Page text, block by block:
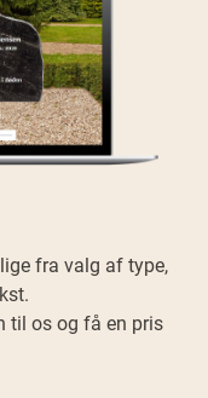
fra valg af type,
til os og få en pris